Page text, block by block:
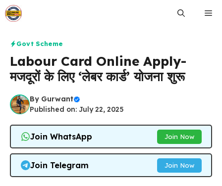
Skip
to
Govt Scheme
Labour Card Online Apply-
मजदूरों के लिए ‘लेबर कार्ड’ योजना शुरू
By Gurwant
Published on: July 22, 2025
Join WhatsApp Join Now
Join Telegram Join Now